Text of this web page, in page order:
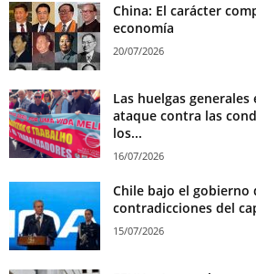
China: El carácter
economía
20/07/2026
Las huelgas
ataque contra las
los...
16/07/2026
Chile bajo el gobierno
contradicciones del
15/07/2026